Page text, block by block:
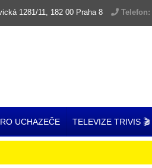
1281/11, 182 00 Praha 8 Telefon:
UCHAZEČE TELEVIZE TRIVIS 🎬